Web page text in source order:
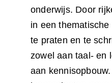
onderwijs. Door
in een
te praten en te
zowel aan taal- en
aan